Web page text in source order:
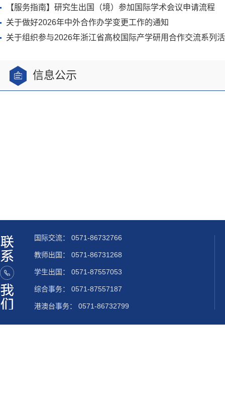
【服务指南】研究生出国（境）参加国际学术会议申请流程
关于做好2026年中外合作办学变更工作的通知
关于组织参与2026年浙江省高校国际产学研用合作交流系列
信息公示
国际交流： 0571-86732766
教师出国： 0571-86731268
学生出国： 0571-87557053
综合事务： 0571-87557187
港澳台事务： 0571-86732799